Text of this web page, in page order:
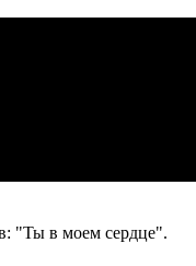
"Ты в моем сердце".